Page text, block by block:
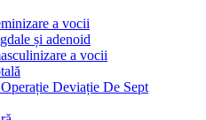
a vocii
și adenoid
a vocii
Deviație De Sept